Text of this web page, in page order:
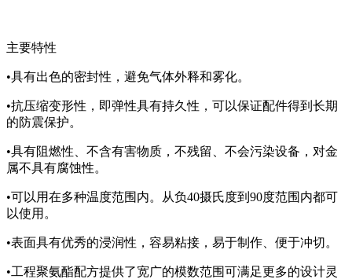
主要特性
•具有出色的密封性，避免气体外释和雾化。
•抗压缩变形性，即弹性具有持久性，可以保证配件得到长期
的防震保护。
•具有阻燃性、不含有害物质，不残留、不会污染设备，对金
属不具有腐蚀性。
•可以用在多种温度范围内。从负40摄氏度到90度范围内都可
以使用。
•表面具有优秀的浸润性，容易粘接，易于制作、便于冲切。
•工程聚氨酯配方提供了宽广的模数范围可满足更多的设计灵